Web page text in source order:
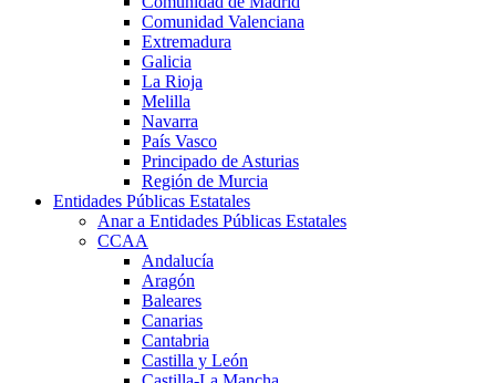
Comunidad Valenciana
Extremadura
Galicia
La Rioja
Melilla
Navarra
País Vasco
Principado de Asturias
Región de Murcia
Entidades Públicas Estatales
Anar a Entidades Públicas Estatales
CCAA
Andalucía
Aragón
Baleares
Canarias
Cantabria
Castilla y León